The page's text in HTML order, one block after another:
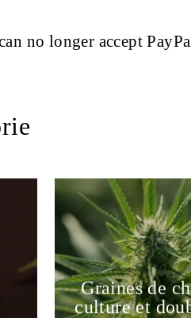
no longer accept
Graines de
culture et